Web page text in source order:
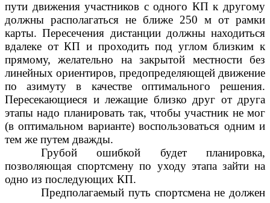
пути движения участников с одного КП к другому
должны располагаться не ближе 250 м от рамки
карты. Пересечения дистанции должны находиться
вдалеке от КП и проходить под углом близким к
прямому, желательно на закрытой местности без
линейных ориентиров, предопределяющей движение
по азимуту в качестве оптимального решения.
Пересекающиеся и лежащие близко друг от друга
этапы надо планировать так, чтобы участник не мог
(в оптимальном варианте) воспользоваться одним и
тем же путем дважды.
Грубой ошибкой будет планировка,
позволяющая спортсмену по уходу этапа зайти на
одно из последующих КП.
Предполагаемый путь спортсмена не должен